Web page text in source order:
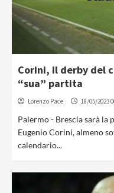
Corini, il derby del
“sua” partita
Lorenzo Pace 18/05/2023
Palermo - Brescia sarà
Eugenio Corini, almeno
calendario...